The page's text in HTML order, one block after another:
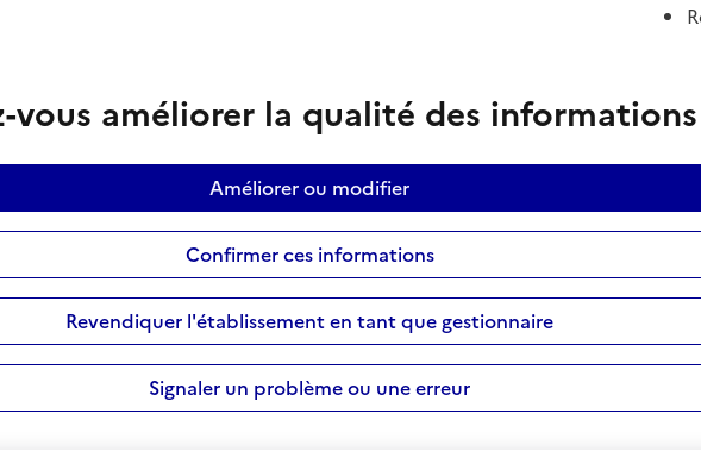
vous améliorer la qualité des
Améliorer ou modifier
Confirmer ces informations
Revendiquer l'établissement en tant que gestionnaire
Signaler un problème ou une erreur